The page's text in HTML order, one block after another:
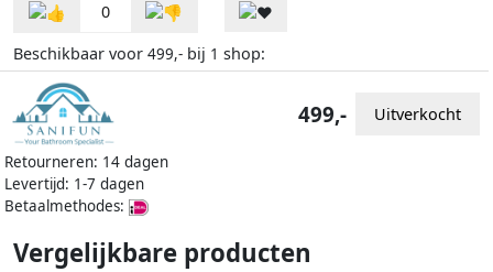
0
Beschikbaar voor 499,- bij 1 shop:
Retourneren: 14 dagen
Levertijd: 1-7 dagen
Betaalmethodes:
499,- Uitverkocht
Vergelijkbare producten